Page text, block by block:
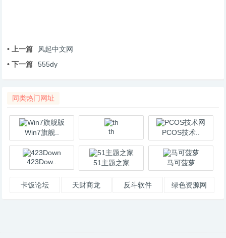
• 上一篇
风起中文网
• 下一篇
555dy
同类热门网址
Win7旗舰.. th PCOS技术..
423Dow.. 51主题之家 马可菠萝
卡饭论坛 天财商龙 反斗软件 绿色资源网